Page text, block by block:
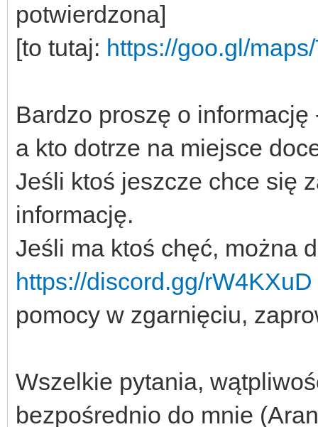
potwierdzona]
[to tutaj: https://goo.gl/
Bardzo proszę o
a kto dotrze na miejsce
Jeśli ktoś jeszcze chce się
informację.
Jeśli ma ktoś chęć, można
https://discord.gg/rW4KXuD
pomocy w zgarnięciu,
Wszelkie pytania,
bezpośrednio do mnie